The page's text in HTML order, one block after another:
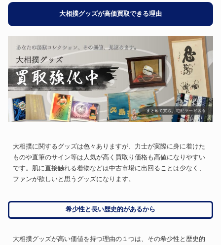
大相撲グッズが高価買取できる理由
大相撲に関するグッズは色々ありますが、力士が実際に身に着けた
ものや直筆のサイン等は人気が高く買取り価格も高値になりやすい
です。肌に直接触れる着物などは中古市場に出回ることは少なく、
ファンが欲しいと思うグッズになります。
希少性と長い歴史的があるから
大相撲グッズが高い価値を持つ理由の１つは、その希少性と歴史的